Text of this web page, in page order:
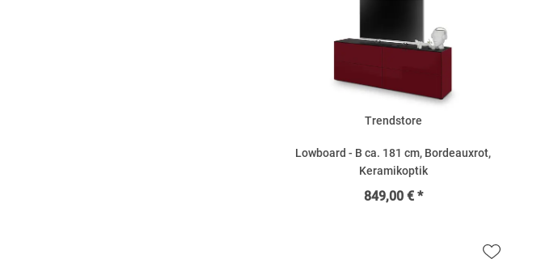
Trendstore
Lowboard - B ca. 181 cm, Bordeauxrot,
Keramikoptik
849,00 € *